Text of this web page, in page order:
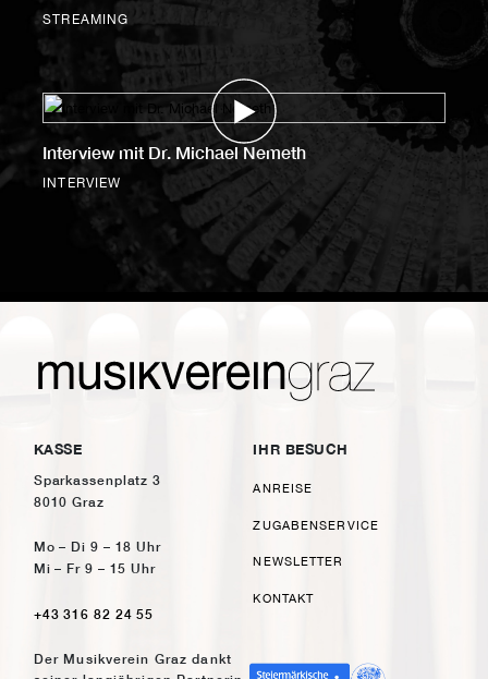
STREAMING
Interview mit Dr. Michael Nemeth
INTERVIEW
KASSE
Sparkassenplatz 3
8010 Graz
Mo – Di 9 – 18 Uhr
Mi – Fr 9 – 15 Uhr
+43 316 82 24 55
IHR BESUCH
ANREISE
ZUGABENSERVICE
NEWSLETTER
KONTAKT
Der Musikverein Graz dankt